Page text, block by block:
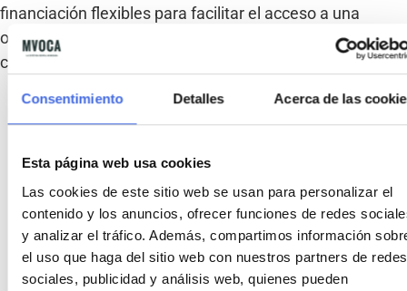
Consentimiento Detalles Acerca de las
Esta página web usa cookies
Las cookies de este sitio web se usan para personalizar el
contenido y los anuncios, ofrecer funciones de redes
y analizar el tráfico. Además, compartimos información
el uso que haga del sitio web con nuestros partners de redes
sociales, publicidad y análisis web, quienes pueden
financiación flexibles para facilitar el acceso a una
ortodoncia de alta calidad en Bilbao
, ajustada a la
complejidad de cada caso.
Preguntas frecuentes
sobre nuestro servicio de
ortodoncia en Bilbao